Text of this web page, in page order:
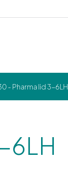
- Pharma lid 3-6LH
6LH